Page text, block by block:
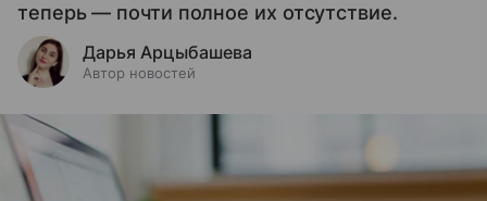
теперь — почти полное их отсутствие.
Дарья Арцыбашева
Автор новостей